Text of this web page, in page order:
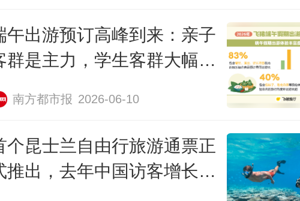
得关注的是，与2025年相比，今年暑
场在消费行为与产品偏好上呈现三大
：一是亲子游主导市场，“边玩边学”的
与“躺平休闲”的遛娃之旅双线并行；二
费决策更趋理性，跨省游预订明显提
系列”与“一家一团”等品质产品受热捧
客旅行体验的追求升级，正从“观光打
午出游预订高峰到来：亲子
群是主力，学生客群大幅增
南方都市报 2026-06-10
个昆士兰自由行旅游通票正
推出，去年中国访客增长近